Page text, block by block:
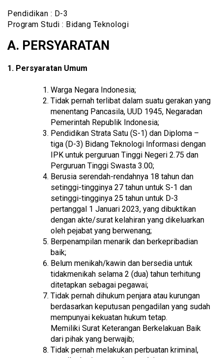
Pendidikan : D-3
Program Studi : Bidang Teknologi
A. PERSYARATAN
1. Persyaratan Umum
Warga Negara Indonesia;
Tidak pernah terlibat dalam suatu gerakan yang
menentang Pancasila, UUD 1945, Negaradan
Pemerintah Republik Indonesia;
Pendidikan Strata Satu (S-1) dan Diploma –
tiga (D-3) Bidang Teknologi Informasi dengan
IPK untuk perguruan Tinggi Negeri 2.75 dan
Perguruan Tinggi Swasta 3.00;
Berusia serendah-rendahnya 18 tahun dan
setinggi-tingginya 27 tahun untuk S-1 dan
setinggi-tingginya 25 tahun untuk D-3
pertanggal 1 Januari 2023, yang dibuktikan
dengan akte/surat kelahiran yang dikeluarkan
oleh pejabat yang berwenang;
Berpenampilan menarik dan berkepribadian
baik;
Belum menikah/kawin dan bersedia untuk
tidakmenikah selama 2 (dua) tahun terhitung
ditetapkan sebagai pegawai;
Tidak pernah dihukum penjara atau kurungan
berdasarkan keputusan pengadilan yang sudah
mempunyai kekuatan hukum tetap.
Memiliki Surat Keterangan Berkelakuan Baik
dari pihak yang berwajib;
Tidak pernah melakukan perbuatan kriminal,